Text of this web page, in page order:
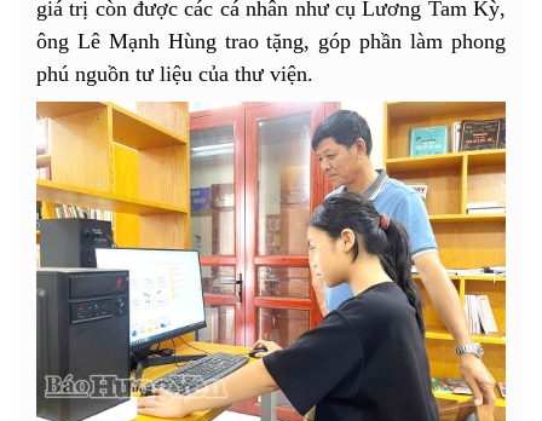
giá trị còn được các cá nhân như cụ Lương Tam Kỳ,
ông Lê Mạnh Hùng trao tặng, góp phần làm phong
phú nguồn tư liệu của thư viện.